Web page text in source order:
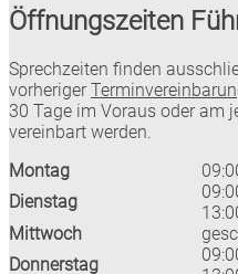
Öffnungszeiten
Sprechzeiten finden
vorheriger
30 Tage im Voraus oder am
vereinbart werden.
Montag
Dienstag
Mittwoch
Donnerstag